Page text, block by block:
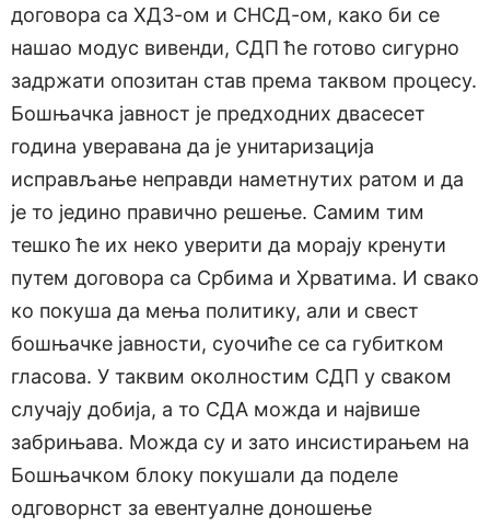
договора са ХДЗ-ом и СНСД-ом, како би се
нашао модус вивенди, СДП ће готово сигурно
задржати опозитан став према таквом процесу.
Бошњачка јавност је предходних двасесет
година уверавана да је унитаризација
исправљање неправди наметнутих ратом и да
је то једино правично решење. Самим тим
тешко ће их неко уверити да морају кренути
путем договора са Србима и Хрватима. И свако
ко покуша да мења политику, али и свест
бошњачке јавности, суочиће се са губитком
гласова. У таквим околностим СДП у сваком
случају добија, а то СДА можда и највише
забрињава. Можда су и зато инсистирањем на
Бошњачком блоку покушали да поделе
одговорнст за евентуалне доношење